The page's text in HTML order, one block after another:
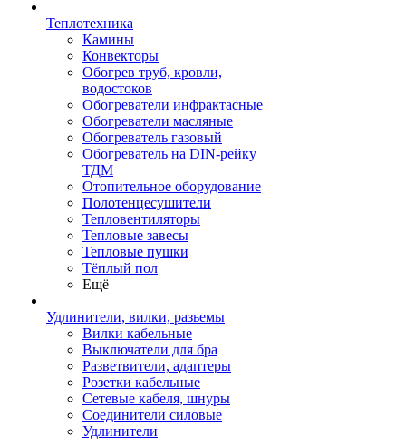
Теплотехника
Камины
Конвекторы
Обогрев труб, кровли,
водостоков
Обогреватели инфрактасные
Обогреватели масляные
Обогреватель газовый
Обогреватель на DIN-рейку
ТДМ
Отопительное оборудование
Полотенцесушители
Тепловентиляторы
Тепловые завесы
Тепловые пушки
Тёплый пол
Ещё
Удлинители, вилки, разьемы
Вилки кабельные
Выключатели для бра
Разветвители, адаптеры
Розетки кабельные
Сетевые кабеля, шнуры
Соединители силовые
Удлинители